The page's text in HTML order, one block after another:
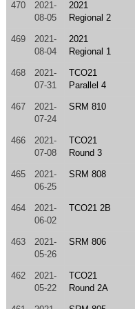
470
2021-
08-05
2021
Regional 2
469
2021-
08-04
2021
Regional 1
468
2021-
07-31
TCO21
Parallel 4
467
2021-
07-24
SRM 810
466
2021-
07-08
TCO21
Round 3
465
2021-
06-25
SRM 808
464
2021-
06-02
TCO21 2B
463
2021-
05-26
SRM 806
462
2021-
05-22
TCO21
Round 2A